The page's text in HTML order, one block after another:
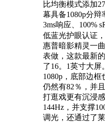
比均衡模式添加27
幕具备1080p分辩
3ms响应、100%
低蓝光护眼认证
惠普暗影精灵一
表做，这款最新
了16。1英寸大屏
1080p，底部边
仍然有82％，并
打逛戏更有沉浸
144Hz，并支撑
调光，还通过了